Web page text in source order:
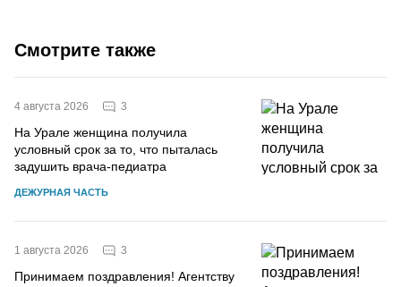
Смотрите также
4 августа 2026 3
На Урале женщина получила
условный срок за то, что пыталась
задушить врача-педиатра
ДЕЖУРНАЯ ЧАСТЬ
1 августа 2026 3
Принимаем поздравления! Агентству